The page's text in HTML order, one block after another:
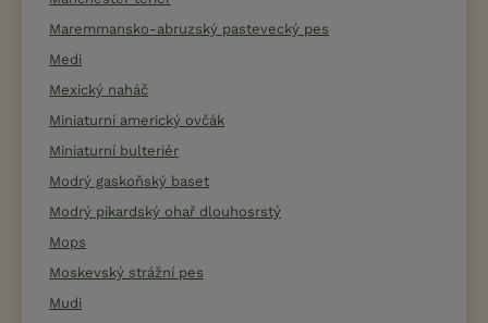
Maremmansko-abruzský pastevecký pes
Medi
Mexický naháč
Miniaturní americký ovčák
Miniaturní bulteriér
Modrý gaskoňský baset
Modrý pikardský ohař dlouhosrstý
Mops
Moskevský strážní pes
Mudi